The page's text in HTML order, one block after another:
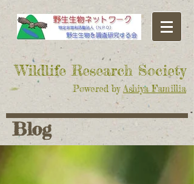
​Wildlife Research Society
Powered byAshiya Famillia
Blog